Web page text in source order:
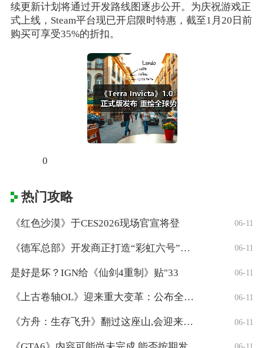
续更新计划将通过开发路线图逐步公开。为庆祝游戏正
式上线，Steam平台现已开启限时特惠，截至1月20日前
购买可享受35%的折扣。
0
热门攻略
《红色沙漠》于CES2026现场官宣将登 06-11
《德军总部》开发商正打造“彩虹六号”风格 06-11
是好是坏？IGN给《仙剑4重制》贴"33 06-11
《上古卷轴OL》迎来重大变革：公布全新「 06-11
《方舟：生存飞升》翻过这座山,会迎来真正 06-11